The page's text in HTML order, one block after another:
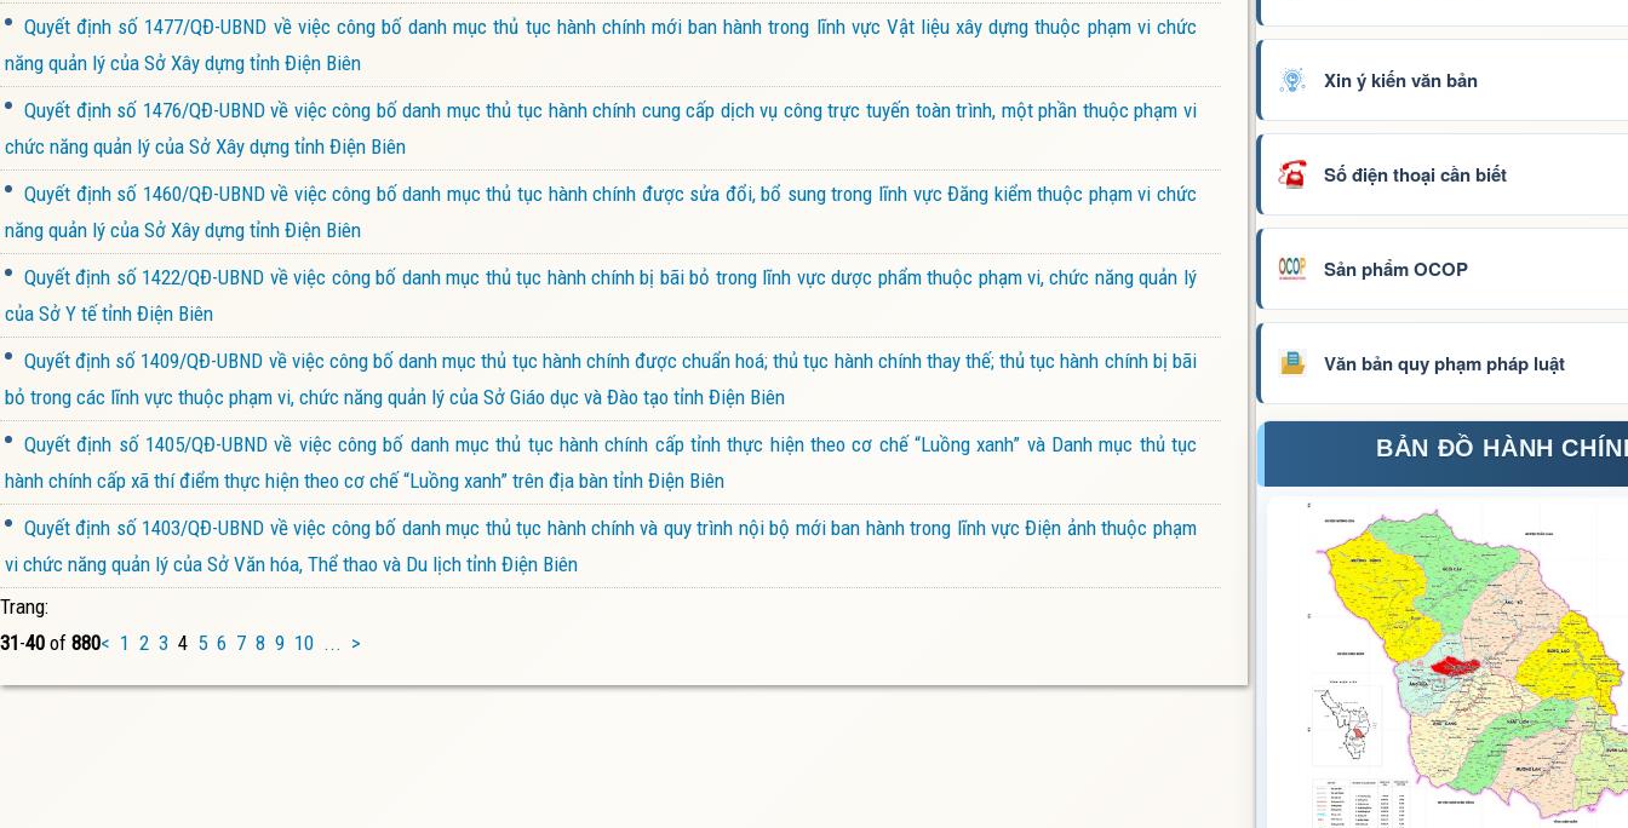
Quyết định số 1477/QĐ-UBND về việc công bố danh mục thủ tục hành chính mới ban hành trong lĩnh vực Vật liệu xây dựng thuộc phạm vi chức
năng quản lý của Sở Xây dựng tỉnh Điện Biên
Quyết định số 1476/QĐ-UBND về việc công bố danh mục thủ tục hành chính cung cấp dịch vụ công trực tuyến toàn trình, một phần thuộc phạm vi
chức năng quản lý của Sở Xây dựng tỉnh Điện Biên
Quyết định số 1460/QĐ-UBND về việc công bố danh mục thủ tục hành chính được sửa đổi, bổ sung trong lĩnh vực Đăng kiểm thuộc phạm vi chức
năng quản lý của Sở Xây dựng tỉnh Điện Biên
Quyết định số 1422/QĐ-UBND về việc công bố danh mục thủ tục hành chính bị bãi bỏ trong lĩnh vực dược phẩm thuộc phạm vi, chức năng quản lý
của Sở Y tế tỉnh Điện Biên
Quyết định số 1409/QĐ-UBND về việc công bố danh mục thủ tục hành chính được chuẩn hoá; thủ tục hành chính thay thế; thủ tục hành chính bị bãi
bỏ trong các lĩnh vực thuộc phạm vi, chức năng quản lý của Sở Giáo dục và Đào tạo tỉnh Điện Biên
Quyết định số 1405/QĐ-UBND về việc công bố danh mục thủ tục hành chính cấp tỉnh thực hiện theo cơ chế “Luồng xanh” và Danh mục thủ tục
hành chính cấp xã thí điểm thực hiện theo cơ chế “Luồng xanh” trên địa bàn tỉnh Điện Biên
Quyết định số 1403/QĐ-UBND về việc công bố danh mục thủ tục hành chính và quy trình nội bộ mới ban hành trong lĩnh vực Điện ảnh thuộc phạm
vi chức năng quản lý của Sở Văn hóa, Thể thao và Du lịch tỉnh Điện Biên
Trang:
31-40 of 880< 1 2 3 4 5 6 7 8 9 10 ... >
Xin ý kiến văn bản
Số điện thoại cần biết
Sản phẩm OCOP
Văn bản quy phạm pháp luật
BẢN ĐỒ HÀNH